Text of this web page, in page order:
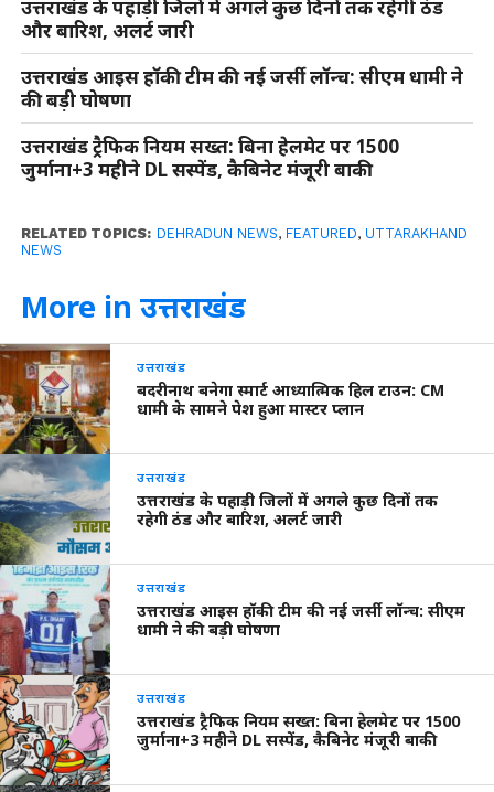
उत्तराखंड के पहाड़ी जिलों में अगले कुछ दिनों तक रहेगी ठंड
और बारिश, अलर्ट जारी
उत्तराखंड आइस हॉकी टीम की नई जर्सी लॉन्च: सीएम धामी ने
की बड़ी घोषणा
उत्तराखंड ट्रैफिक नियम सख्त: बिना हेलमेट पर 1500
जुर्माना+3 महीने DL सस्पेंड, कैबिनेट मंजूरी बाकी
RELATED TOPICS: DEHRADUN NEWS, FEATURED, UTTARAKHAND
NEWS
More in उत्तराखंड
उत्तराखंड
बदरीनाथ बनेगा स्मार्ट आध्यात्मिक हिल टाउन: CM
धामी के सामने पेश हुआ मास्टर प्लान
उत्तराखंड
उत्तराखंड के पहाड़ी जिलों में अगले कुछ दिनों तक
रहेगी ठंड और बारिश, अलर्ट जारी
उत्तराखंड
उत्तराखंड आइस हॉकी टीम की नई जर्सी लॉन्च: सीएम
धामी ने की बड़ी घोषणा
उत्तराखंड
उत्तराखंड ट्रैफिक नियम सख्त: बिना हेलमेट पर 1500
जुर्माना+3 महीने DL सस्पेंड, कैबिनेट मंजूरी बाकी